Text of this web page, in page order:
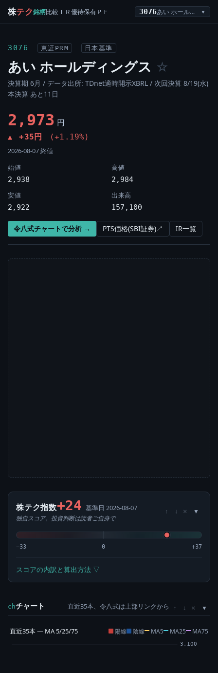
株テク銘柄比較 ＩＲ優待保有ＰＦ 3076 あい ホールディングス ▼
3076 東証PRM 日本基準
あい ホールディングス ☆
決算期 6月 / データ出所: TDnet適時開示XBRL / 次回決算 8/19(水)
本決算 あと11日
2,973 円
▲ +35円 (+1.19%)
2026-08-07 終値
始値
2,938
高値
2,984
安値
2,922
出来高
157,100
令八式チャートで分析 → PTS価格(SBI証券)↗ IR一覧
株テク指数+24 基準日 2026-08-07
独自スコア。投資判断は読者ご自身で
↑ ↓ ×
−33 0 +37
スコアの内訳と算出方法 ▽
chチャート 直近35本、令八式は上部リンクから ↑ ↓ ×
直近35本 — MA 5/25/75 陽線 陰線 MA5 MA25 MA75
3,100